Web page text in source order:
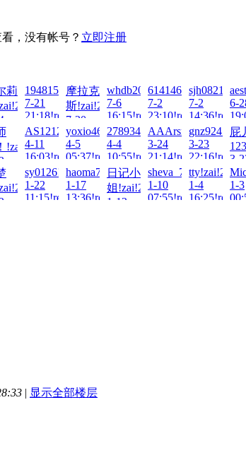
，没有帐号？ 立即注册
莉
1948157307!zai!2026-
7-21
21:18!read!
摩拉克
斯!zai!2026-
7-20
11:47!read!
whdb2000!zai!2026-
7-6
16:15!read!
614146770!zai!2026-
7-2
23:10!read!
7-2
14:36!read!
6-
!zai!2026-
AS1212!zai!2026-
4-11
16:03!read!
yoxio4649!zai!2026-
4-5
05:37!read!
2789344423!zai!2026-
4-4
10:55!read!
AAArsmls!zai!2026-
3-24
21:14!read!
3-23
22:16!read!
屁
3-
sy0126!zai!2026-
1-22
11:15!read!
haoma789!zai!2026-
1-17
13:36!read!
日记小
姐!zai!2026-
1-12
sheva_7!zai!2026-
1-10
07:55!read!
tty!zai!2026-
1-4
16:25!read!
1-3
| 显示全部楼层